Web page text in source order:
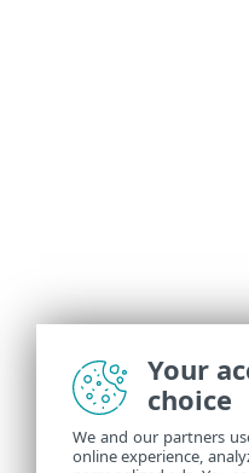
Your
choice
We and our partners
online experience,